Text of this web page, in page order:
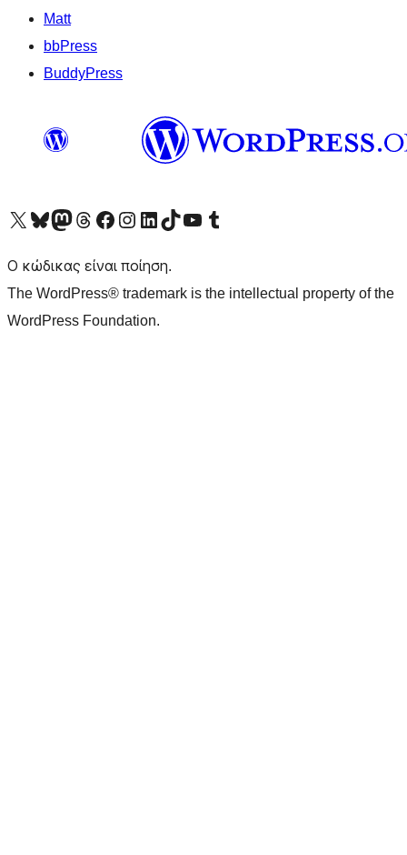
Matt
bbPress
BuddyPress
Visit our X (formerly Twitter) account
Visit our Bluesky account
Επισκεφθείτε τον λογαριασμό μας στο Mastodon
Visit our Threads account
Επισκεφτείτε τη σελίδα μας στο Facebook
Επισκεφθείτε τον λογαριασμό μας Instagram
Επισκεφθείτε τον λογαριασμό μας LinkedIn
Visit our TikTok account
Visit our YouTube channel
Visit our Tumblr account
Ο κώδικας είναι ποίηση.
The WordPress® trademark is the intellectual property of the
WordPress Foundation.